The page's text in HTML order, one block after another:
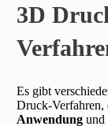
3D
Es gibt
Druck-Verfahren,
Anwendung und